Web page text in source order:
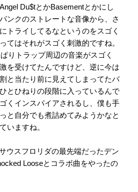
Du$tとかBasementとかにし
ンクのストレートな音像から、さ
トライしてるなというのをスゴく
てはそれがスゴく刺激的ですね。
りトラップ周辺の音楽がスゴく
を受けてたんですけど、逆に今は
と当たり前に見えてしまってたバ
とひねりの段階に入っているんで
くインスパイアされるし、僕も手
と自分でも煮詰めてみようかなと
いますね。
ウスフロリダの最先端だったデン
Looseとコラボ曲をやったの